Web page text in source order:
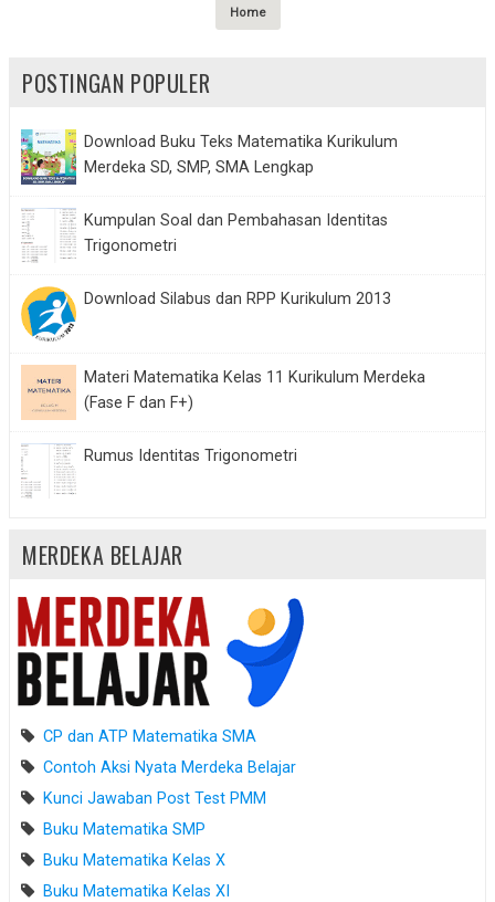
Home
POSTINGAN POPULER
Download Buku Teks Matematika Kurikulum
Merdeka SD, SMP, SMA Lengkap
Kumpulan Soal dan Pembahasan Identitas
Trigonometri
Download Silabus dan RPP Kurikulum 2013
Materi Matematika Kelas 11 Kurikulum Merdeka
(Fase F dan F+)
Rumus Identitas Trigonometri
MERDEKA BELAJAR
CP dan ATP Matematika SMA
Contoh Aksi Nyata Merdeka Belajar
Kunci Jawaban Post Test PMM
Buku Matematika SMP
Buku Matematika Kelas X
Buku Matematika Kelas XI